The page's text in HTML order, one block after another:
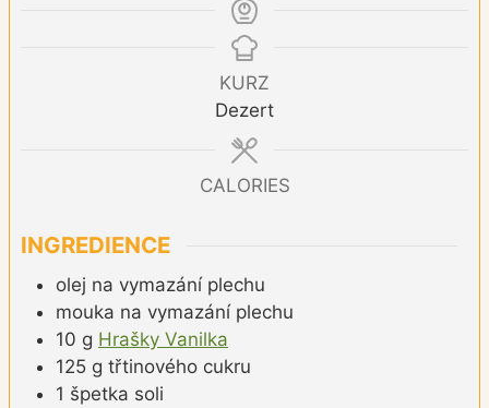
KURZ
Dezert
CALORIES
INGREDIENCE
olej na vymazání plechu
mouka na vymazání plechu
10 g Hrašky Vanilka
125 g třtinového cukru
1 špetka soli